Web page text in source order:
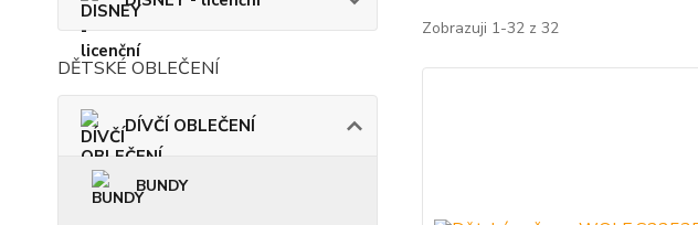
DĚTSKÉ OBLEČENÍ
DÍVČÍ OBLEČENÍ
BUNDY
Zobrazuji 1-32 z 32